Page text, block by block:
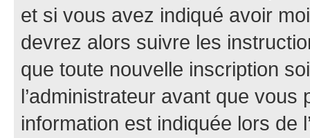
et si vous avez indiqué avoir
devrez alors suivre les
que toute nouvelle inscription
l’administrateur avant que
information est indiquée lors de